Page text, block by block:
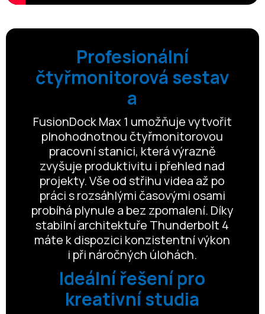
Profesionální
čtyřmonitorová sestav
a
FusionDock Max 1 umožňuje vytvořit
plnohodnotnou čtyřmonitorovou
pracovní stanici, která výrazně
zvyšuje produktivitu i přehled nad
projekty. Vše od střihu videa až po
práci s rozsáhlými časovými osami
probíhá plynule a bez zpomalení. Díky
stabilní architektuře Thunderbolt 4
máte k dispozici konzistentní výkon
i při náročných úlohách.
Ideální řešení pro
kreativní studia